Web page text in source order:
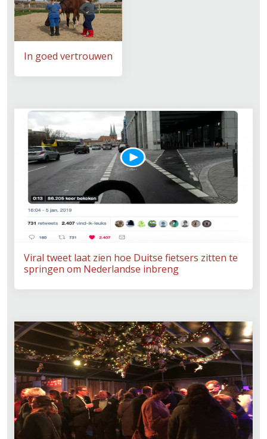
In goed vertrouwen
Viral tweet laat zien hoe Duitse fietsers zitten te
springen om Nederlandse inbreng